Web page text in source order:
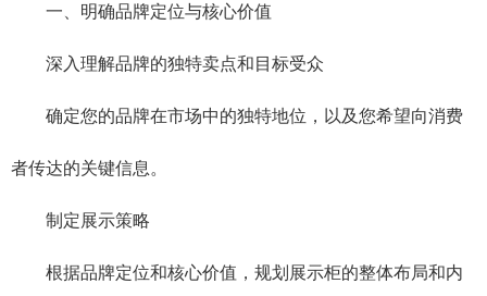
一、明确品牌定位与核心价值
深入理解品牌的独特卖点和目标受众
确定您的品牌在市场中的独特地位，以及您希望向消费
者传达的关键信息。
制定展示策略
根据品牌定位和核心价值，规划展示柜的整体布局和内